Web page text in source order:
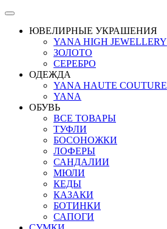
ЮВЕЛИРНЫЕ УКРАШЕНИЯ
YANA HIGH JEWELLERY
ЗОЛОТО
СЕРЕБРО
ОДЕЖДА
YANA HAUTE COUTURE
YANA
ОБУВЬ
ВСЕ ТОВАРЫ
ТУФЛИ
БОСОНОЖКИ
ЛОФЕРЫ
САНДАЛИИ
МЮЛИ
КЕДЫ
КАЗАКИ
БОТИНКИ
САПОГИ